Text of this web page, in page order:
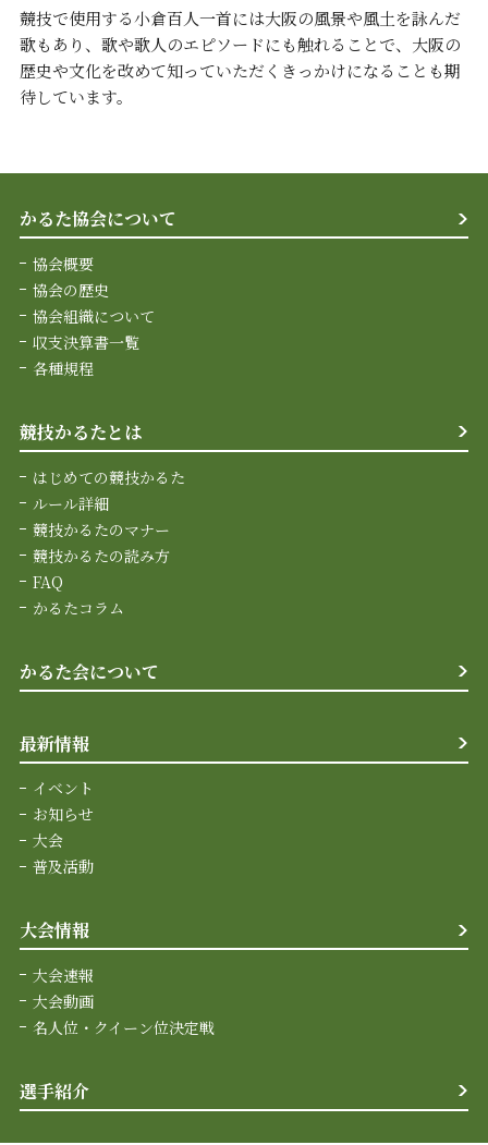
競技で使用する小倉百人一首には大阪の風景や風土を詠んだ
歌もあり、歌や歌人のエピソードにも触れることで、大阪の
歴史や文化を改めて知っていただくきっかけになることも期
待しています。
かるた協会について
協会概要
協会の歴史
協会組織について
収支決算書一覧
各種規程
競技かるたとは
はじめての競技かるた
ルール詳細
競技かるたのマナー
競技かるたの読み方
FAQ
かるたコラム
かるた会について
最新情報
イベント
お知らせ
大会
普及活動
大会情報
大会速報
大会動画
名人位・クイーン位決定戦
選手紹介